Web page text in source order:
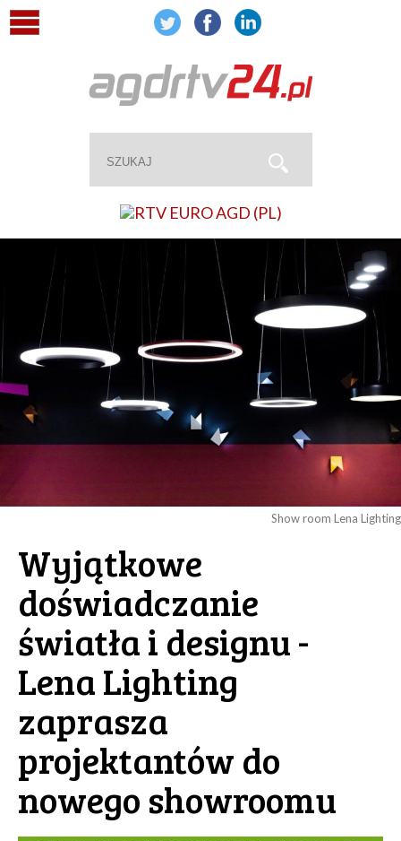
Show room Lena Lighting
Wyjątkowe
doświadczanie
światła i designu -
Lena Lighting
zaprasza
projektantów do
nowego showroomu